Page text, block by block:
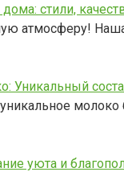
стили,
атмосферу!
Уникальный
уюта и